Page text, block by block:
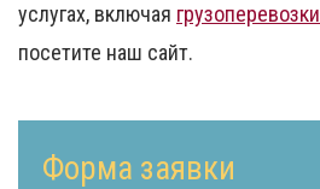
услугах, включая
посетите наш сайт.
Форма заявки